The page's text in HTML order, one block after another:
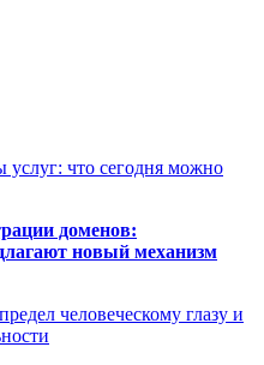
что сегодня можно
доменов:
новый механизм
человеческому глазу и